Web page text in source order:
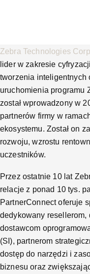
Zebra Technologies
lider w zakresie
tworzenia inteligentnych
uruchomienia programu
został wprowadzony w
partnerów firmy w
ekosystemu. Został on
rozwoju, wzrostu
uczestników.
Przez ostatnie 10 lat
relacje z ponad 10 tys.
PartnerConnect oferuje
dedykowany resellerom,
dostawcom
(SI), partnerom
dostęp do narzędzi i
biznesu oraz